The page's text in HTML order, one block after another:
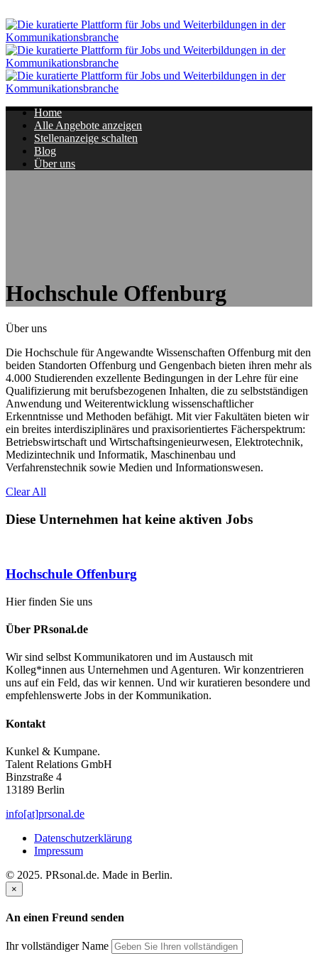
Home
Alle Angebote anzeigen
Stellenanzeige schalten
Blog
Über uns
Hochschule Offenburg
Über uns
Die Hochschule für Angewandte Wissenschaften Offenburg mit den
beiden Standorten Offenburg und Gengenbach bieten ihren mehr als
4.000 Studierenden exzellente Bedingungen in der Lehre für eine
Qualifizierung mit berufsbezogenen Inhalten, die zu selbstständigen
Anwendung und Weiterentwicklung wissenschaftlicher
Erkenntnisse und Methoden befähigt. Mit vier Fakultäten bieten wir
ein breites interdisziplinäres und praxisorientiertes Fächerspektrum:
Betriebswirtschaft und Wirtschaftsingenieurwesen, Elektrotechnik,
Medizintechnik und Informatik, Maschinenbau und
Verfahrenstechnik sowie Medien und Informationswesen.
Clear All
Diese Unternehmen hat keine aktiven Jobs
Hochschule Offenburg
Hier finden Sie uns
Über PRsonal.de
Wir sind selbst Kommunikatoren und im Austausch mit
Kolleg*innen aus Unternehmen und Agenturen. Wir konzentrieren
uns auf ein Feld, das wir kennen. Und wir kuratieren besondere und
empfehlenswerte Jobs in der Kommunikation.
Kontakt
Kunkel & Kumpane.
Talent Relations GmbH
Binzstraße 4
13189 Berlin
info[at]prsonal.de
Datenschutzerklärung
Impressum
© 2025. PRsonal.de. Made in Berlin.
×
An einen Freund senden
Ihr vollständiger Name